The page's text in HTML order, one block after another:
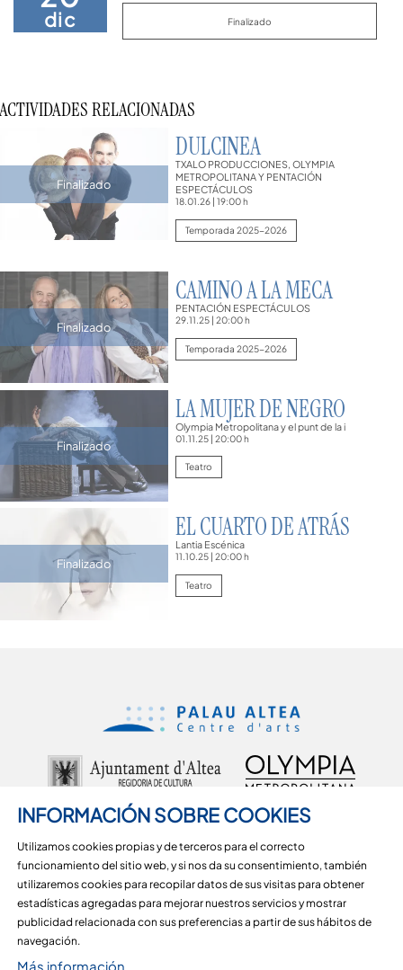
dic Finalizado
ACTIVIDADES RELACIONADAS
Finalizado
DULCINEA
TXALO PRODUCCIONES, OLYMPIA
METROPOLITANA Y PENTACIÓN
ESPECTÁCULOS
18.01.26| 19:00 h
Temporada 2025-2026
Finalizado
CAMINO A LA MECA
PENTACIÓN ESPECTÁCULOS
29.11.25| 20:00 h
Temporada 2025-2026
Finalizado
LA MUJER DE NEGRO
Olympia Metropolitana y el punt de la i
01.11.25| 20:00 h
Teatro
Finalizado
EL CUARTO DE ATRÁS
Lantia Escénica
11.10.25| 20:00 h
Teatro
Carrer d'Alcoi, 18, 03590 Altea, Alicante
965 36 29 51
Sitemap |
INFORMACIÓN SOBRE COOKIES
Utilizamos cookies propias y de terceros para el correcto
funcionamiento del sitio web, y si nos da su consentimiento, también
utilizaremos cookies para recopilar datos de sus visitas para obtener
estadísticas agregadas para mejorar nuestros servicios y mostrar
publicidad relacionada con sus preferencias a partir de sus hábitos de
navegación.
Más información